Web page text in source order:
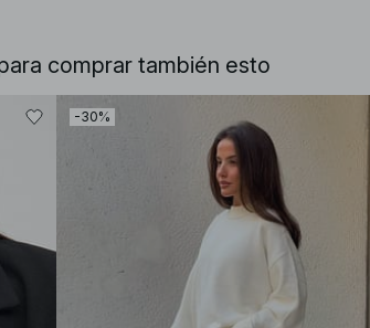
comprar también esto
-30%